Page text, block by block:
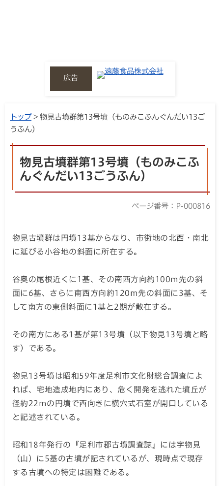
広告
トップ> 物見古墳群第13号墳（ものみこふんぐんだい13ご
うふん）
物見古墳群第13号墳（ものみこふ
んぐんだい13ごうふん）
ページ番号：P-000816
物見古墳群は円墳13基からなり、市街地の北西・南北
に延びる小谷地の斜面に所在する。
谷奥の尾根近くに1基、その南西方向約100m先の斜
面に6基、さらに南西方向約120m先の斜面に3基、そ
して南方の東側斜面に1基と2期が散在する。
その南方にある1基が第13号墳（以下物見13号墳と略
す）である。
物見13号墳は昭和59年度足利市文化財総合調査によ
れば、宅地造成地内にあり、危く開発を逃れた墳丘が
径約22mの円墳で西向きに横穴式石室が開口している
と記述されている。
昭和18年発行の『足利市郡古墳調査誌』には字物見
（山）に5基の古墳が記されているが、現時点で現存
する古墳への特定は困難である。